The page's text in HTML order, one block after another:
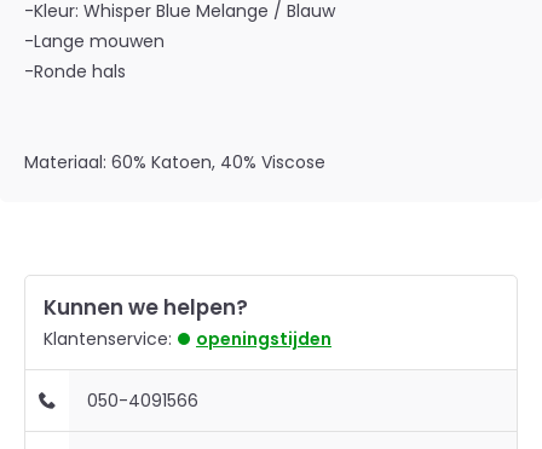
-Kleur: Whisper Blue Melange / Blauw
-Lange mouwen
-Ronde hals
Materiaal: 60% Katoen, 40% Viscose
Kunnen we helpen?
Klantenservice: openingstijden
050-4091566